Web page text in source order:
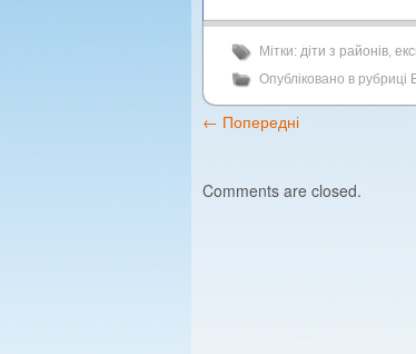
Мітки: діти з районів,
Опубліковано в рубриці
← Попередні
Comments are closed.